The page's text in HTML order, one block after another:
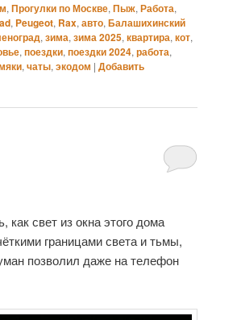
, Прогулки по Москве, Пыж, Работа,
, Peugeot, Rax, авто, Балашихинский
, зима, зима 2025, квартира, кот,
, поездки, поездки 2024, работа,
, чаты, экодом | Добавить
как свет из окна этого дома
границами света и тьмы,
позволил даже на телефон